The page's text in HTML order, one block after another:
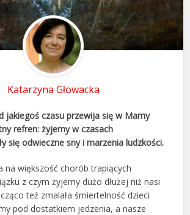
Katarzyna Głowacka
jakiegoś czasu przewija się w Mamy
refren: żyjemy w czasach
się odwieczne sny i marzenia ludzkości.
na większość chorób trapiących
z czym żyjemy dużo dłużej niż nasi
też zmalała śmiertelność dzieci
pod dostatkiem jedzenia, a nasze